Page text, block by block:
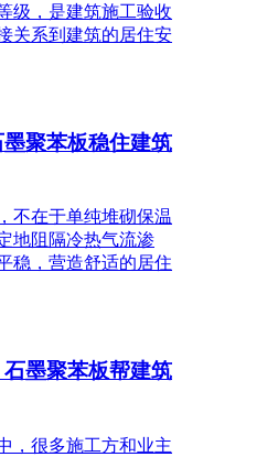
级，是建筑施工验收
关系到建筑的居住安
聚苯板稳住建筑
不在于单纯堆砌保温
地阻隔冷热气流渗
稳，营造舒适的居住
墨聚苯板帮建筑
，很多施工方和业主